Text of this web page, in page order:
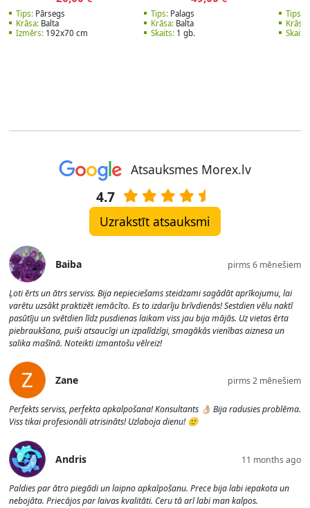
Tips:Pārsegs
Krāsa:Balta
Izmērs:192x70 cm
Tips:Palags
Krāsa:Balta
Skaits:1 gb.
Tips:
Krāsa:
Skaits:
Atsauksmes Morex.lv
4.7
Uzrakstīt atsauksmi
Baiba pirms 6 mēnešiem
Ļoti ērts un ātrs serviss. Bija nepieciešams steidzami sagādāt aprīkojumu, lai
varētu uzsākt praktizēt iemācīto. Es to izdarīju brīvdienās! Sestdien vēlu naktī
pasūtīju un svētdien līdz pusdienas laikam viss jau bija mājās. Uz vietas ērta
piebraukšana, puiši atsaucīgi un izpalīdzīgi, smagākās vienības aiznesa un
salika mašīnā. Noteikti izmantošu vēlreiz!
Zane pirms 2 mēnešiem
Perfekts serviss, perfekta apkalpošana! Konsultants 👌🏼 Bija radusies problēma.
Viss tikai profesionāli atrisināts! Uzlaboja dienu! 🙂
Andris 11 months ago
Paldies par ātro piegādi un laipno apkalpošanu. Prece bija labi iepakota un
nebojāta. Priecājos par laivas kvalitāti. Ceru tā arī labi man kalpos.